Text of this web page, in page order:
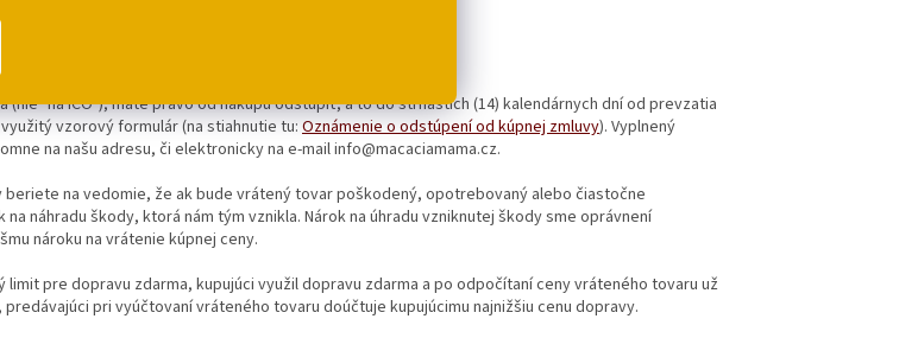
je možné vzájomne kombinovať.
(nie "na IČO"), máte právo od nákupu odstúpiť, a to do štrnástich (14) kalendárnych dní od prevzatia
vzorový formulár (na stiahnutie tu: Oznámenie o odstúpení od kúpnej zmluvy). Vyplnený
​​na našu adresu, či elektronicky na e-mail info@macaciamama.cz.
beriete na vedomie, že ak bude vrátený tovar poškodený, opotrebovaný alebo čiastočne
náhradu škody, ktorá nám tým vznikla. Nárok na úhradu vzniknutej škody sme oprávnení
nároku na vrátenie kúpnej ceny.
limit pre dopravu zdarma, kupujúci využil dopravu zdarma a po odpočítaní ceny vráteného tovaru už
pri vyúčtovaní vráteného tovaru doúčtuje kupujúcimu najnižšiu cenu dopravy.